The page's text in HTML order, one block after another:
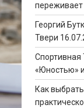
переживает
Георгий
Твери
«Юностью»
Как